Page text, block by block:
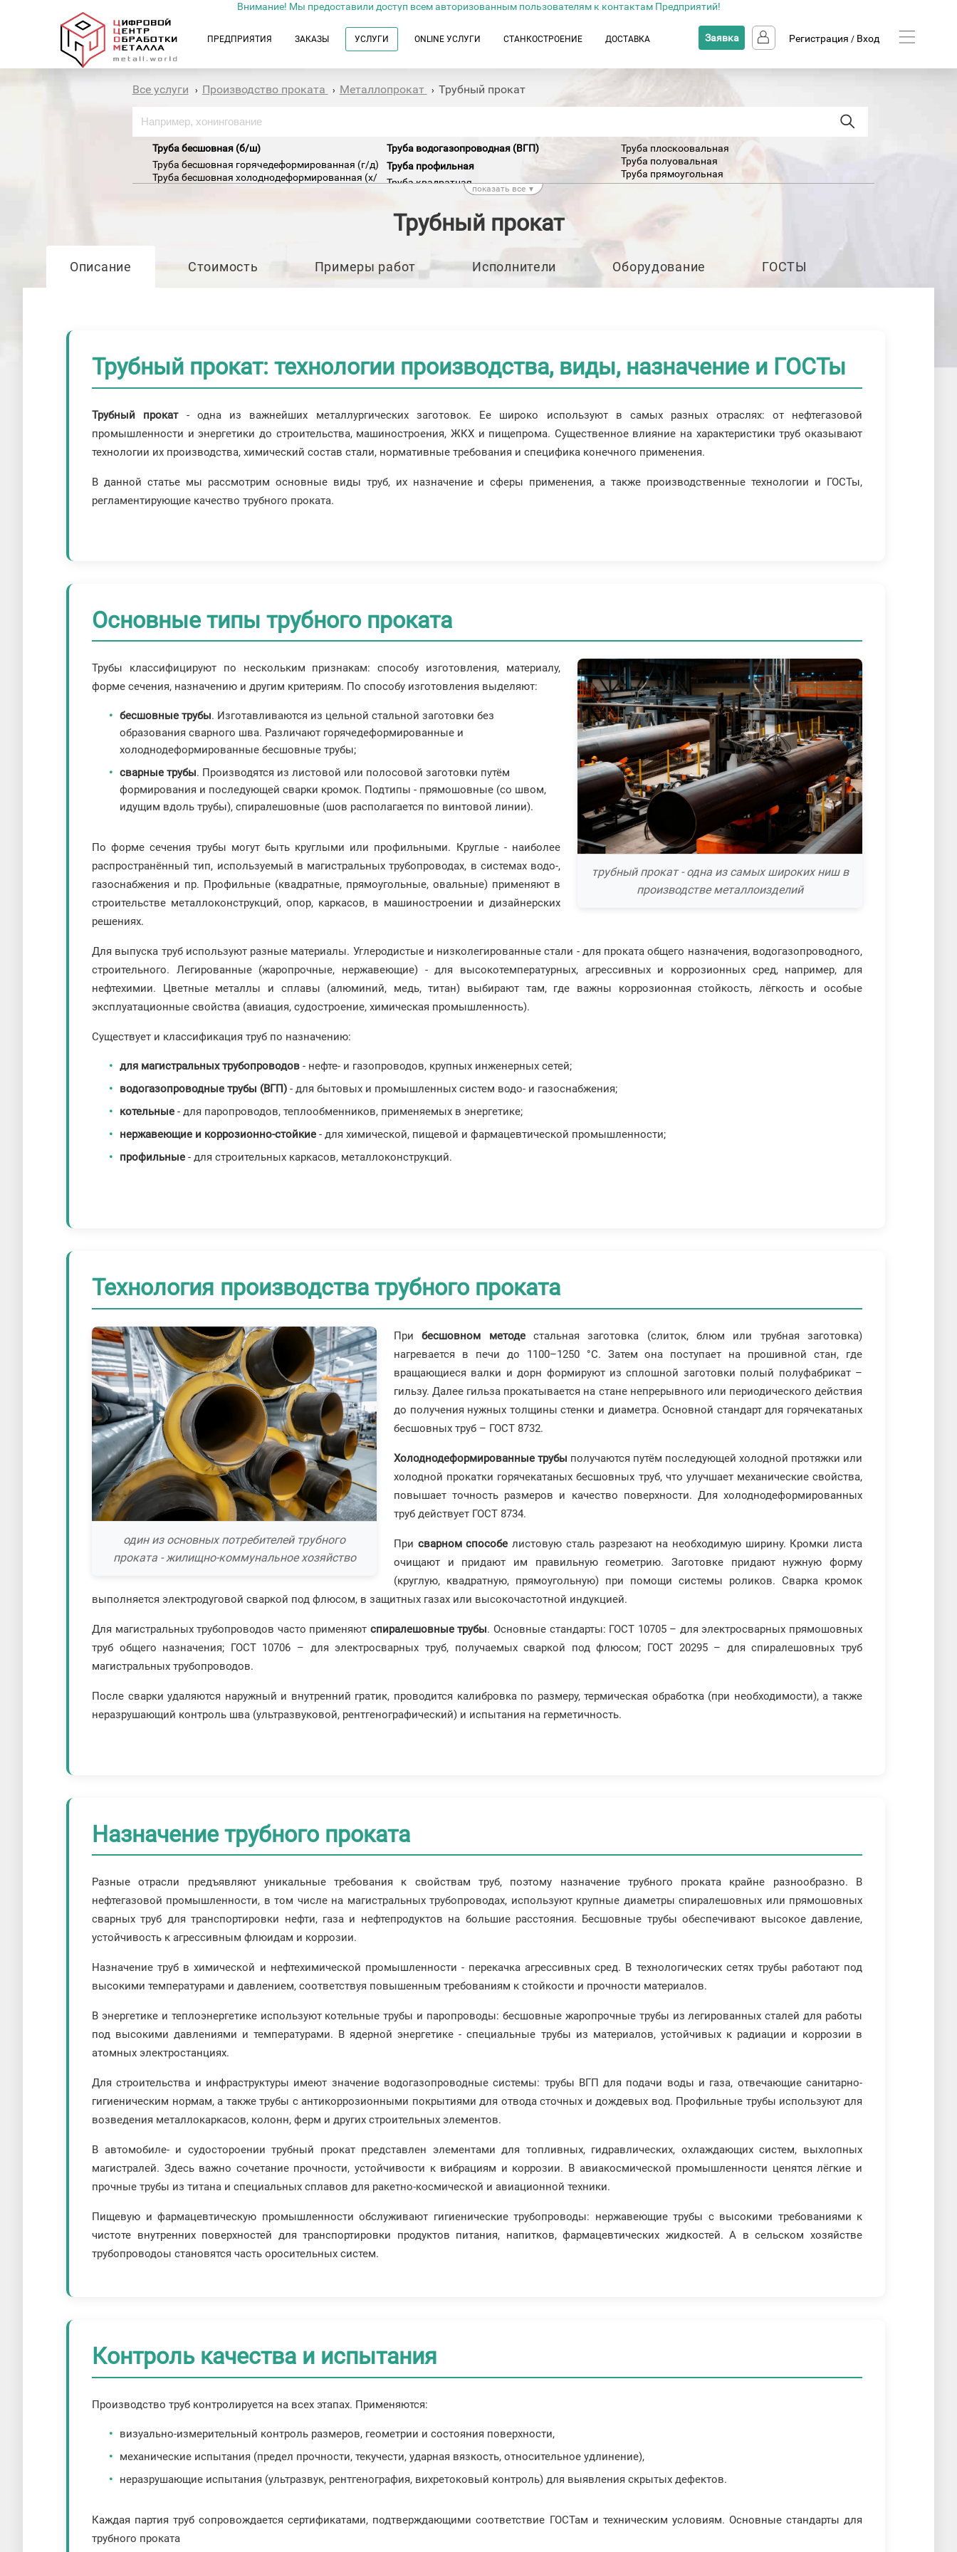
Внимание! Мы предоставили доступ всем авторизованным пользователям к контактам Предприятий!
ПРЕДПРИЯТИЯ ЗАКАЗЫ УСЛУГИ ONLINE УСЛУГИ СТАНКОСТРОЕНИЕ ДОСТАВКА Заявка Регистрация / Вход
Все услуги › Производство проката › Металлопрокат › Трубный прокат
Труба бесшовная (б/ш)
Труба бесшовная горячедеформированная (г/д)
Труба бесшовная холоднодеформированная (х/
Труба водогазопроводная (ВГП)
Труба профильная
Труба квадратная
Труба плоскоовальная
Труба полуовальная
Труба прямоугольная
показать все ▼
Трубный прокат
Описание Стоимость Примеры работ Исполнители Оборудование ГОСТЫ
Трубный прокат: технологии производства, виды, назначение и ГОСТы
Трубный прокат- одна из важнейших металлургических заготовок. Ее широко используют в самых разных отраслях: от нефтегазовой
промышленности и энергетики до строительства, машиностроения, ЖКХ и пищепрома. Существенное влияние на характеристики труб оказывают
технологии их производства, химический состав стали, нормативные требования и специфика конечного применения.
В данной статье мы рассмотрим основные виды труб, их назначение и сферы применения, а также производственные технологии и ГОСТы,
регламентирующие качество трубного проката.
Основные типы трубного проката
трубный прокат - одна из самых широких ниш в
производстве металлоизделий
Трубы классифицируют по нескольким признакам: способу изготовления, материалу,
форме сечения, назначению и другим критериям. По способу изготовления выделяют:
бесшовные трубы. Изготавливаются из цельной стальной заготовки без
образования сварного шва. Различают горячедеформированные и
холоднодеформированные бесшовные трубы;
сварные трубы. Производятся из листовой или полосовой заготовки путём
формирования и последующей сварки кромок. Подтипы - прямошовные (со швом,
идущим вдоль трубы), спиралешовные (шов располагается по винтовой линии).
По форме сечения трубы могут быть круглыми или профильными. Круглые - наиболее
распространённый тип, используемый в магистральных трубопроводах, в системах водо-,
газоснабжения и пр. Профильные (квадратные, прямоугольные, овальные) применяют в
строительстве металлоконструкций, опор, каркасов, в машиностроении и дизайнерских
решениях.
Для выпуска труб используют разные материалы. Углеродистые и низколегированные стали - для проката общего назначения, водогазопроводного,
строительного. Легированные (жаропрочные, нержавеющие) - для высокотемпературных, агрессивных и коррозионных сред, например, для
нефтехимии. Цветные металлы и сплавы (алюминий, медь, титан) выбирают там, где важны коррозионная стойкость, лёгкость и особые
эксплуатационные свойства (авиация, судостроение, химическая промышленность).
Существует и классификация труб по назначению:
для магистральных трубопроводов - нефте- и газопроводов, крупных инженерных сетей;
водогазопроводные трубы (ВГП) - для бытовых и промышленных систем водо- и газоснабжения;
котельные - для паропроводов, теплообменников, применяемых в энергетике;
нержавеющие и коррозионно-стойкие - для химической, пищевой и фармацевтической промышленности;
профильные - для строительных каркасов, металлоконструкций.
Технология производства трубного проката
один из основных потребителей трубного
проката - жилищно-коммунальное хозяйство
Прибесшовном методестальная заготовка (слиток, блюм или трубная заготовка)
нагревается в печи до 1100–1250 °C. Затем она поступает на прошивной стан, где
вращающиеся валки и дорн формируют из сплошной заготовки полый полуфабрикат –
гильзу. Далее гильза прокатывается на стане непрерывного или периодического действия
до получения нужных толщины стенки и диаметра. Основной стандарт для горячекатаных
бесшовных труб – ГОСТ 8732.
Холоднодеформированные трубы получаются путём последующей холодной протяжки или
холодной прокатки горячекатаных бесшовных труб, что улучшает механические свойства,
повышает точность размеров и качество поверхности. Для холоднодеформированных
труб действует ГОСТ 8734.
При сварном способе листовую сталь разрезают на необходимую ширину. Кромки листа
очищают и придают им правильную геометрию. Заготовке придают нужную форму
(круглую, квадратную, прямоугольную) при помощи системы роликов. Сварка кромок
выполняется электродуговой сваркой под флюсом, в защитных газах или высокочастотной индукцией.
Для магистральных трубопроводов часто применяют спиралешовные трубы. Основные стандарты: ГОСТ 10705 – для электросварных прямошовных
труб общего назначения; ГОСТ 10706 – для электросварных труб, получаемых сваркой под флюсом; ГОСТ 20295 – для спиралешовных труб
магистральных трубопроводов.
После сварки удаляются наружный и внутренний гратик, проводится калибровка по размеру, термическая обработка (при необходимости), а также
неразрушающий контроль шва (ультразвуковой, рентгенографический) и испытания на герметичность.
Назначение трубного проката
Разные отрасли предъявляют уникальные требования к свойствам труб, поэтому назначение трубного проката крайне разнообразно. В
нефтегазовой промышленности, в том числе на магистральных трубопроводах, используют крупные диаметры спиралешовных или прямошовных
сварных труб для транспортировки нефти, газа и нефтепродуктов на большие расстояния. Бесшовные трубы обеспечивают высокое давление,
устойчивость к агрессивным флюидам и коррозии.
Назначение труб в химической и нефтехимической промышленности - перекачка агрессивных сред. В технологических сетях трубы работают под
высокими температурами и давлением, соответствуя повышенным требованиям к стойкости и прочности материалов.
В энергетике и теплоэнергетике используют котельные трубы и паропроводы: бесшовные жаропрочные трубы из легированных сталей для работы
под высокими давлениями и температурами. В ядерной энергетике - специальные трубы из материалов, устойчивых к радиации и коррозии в
атомных электростанциях.
Для строительства и инфраструктуры имеют значение водогазопроводные системы: трубы ВГП для подачи воды и газа, отвечающие санитарно-
гигиеническим нормам, а также трубы с антикоррозионными покрытиями для отвода сточных и дождевых вод. Профильные трубы используют для
возведения металлокаркасов, колонн, ферм и других строительных элементов.
В автомобиле- и судостороении трубный прокат представлен элементами для топливных, гидравлических, охлаждающих систем, выхлопных
магистралей. Здесь важно сочетание прочности, устойчивости к вибрациям и коррозии. В авиакосмической промышленности ценятся лёгкие и
прочные трубы из титана и специальных сплавов для ракетно-космической и авиационной техники.
Пищевую и фармацевтическую промышленности обслуживают гигиенические трубопроводы: нержавеющие трубы с высокими требованиями к
чистоте внутренних поверхностей для транспортировки продуктов питания, напитков, фармацевтических жидкостей. А в сельском хозяйстве
трубопроводоы становятся часть оросительных систем.
Контроль качества и испытания
Производство труб контролируется на всех этапах. Применяются:
визуально-измерительный контроль размеров, геометрии и состояния поверхности,
механические испытания (предел прочности, текучести, ударная вязкость, относительное удлинение),
неразрушающие испытания (ультразвук, рентгенография, вихретоковый контроль) для выявления скрытых дефектов.
Каждая партия труб сопровождается сертификатами, подтверждающими соответствие ГОСТам и техническим условиям. Основные стандарты для
трубного проката